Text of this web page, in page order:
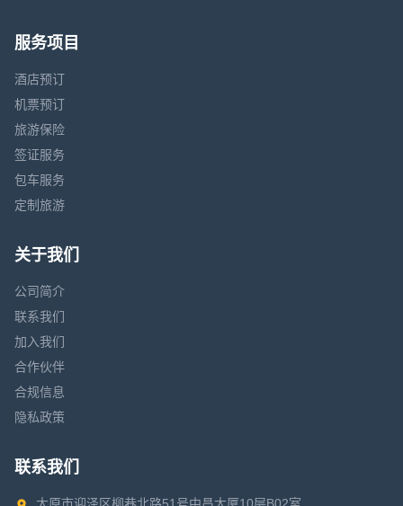
服务项目
酒店预订
机票预订
旅游保险
签证服务
包车服务
定制旅游
关于我们
公司简介
联系我们
加入我们
合作伙伴
合规信息
隐私政策
联系我们